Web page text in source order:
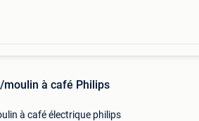
à café Philips
à café électrique philips